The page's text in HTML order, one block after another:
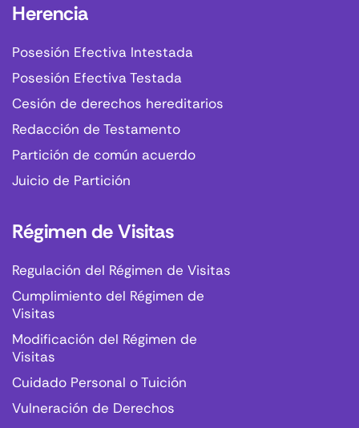
Herencia
Posesión Efectiva Intestada
Posesión Efectiva Testada
Cesión de derechos hereditarios
Redacción de Testamento
Partición de común acuerdo
Juicio de Partición
Régimen de Visitas
Regulación del Régimen de Visitas
Cumplimiento del Régimen de
Visitas
Modificación del Régimen de
Visitas
Cuidado Personal o Tuición
Vulneración de Derechos